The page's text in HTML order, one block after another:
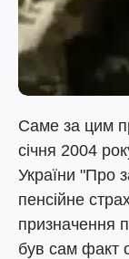
Саме за цим
січня 2004
України "Про
пенсійне
призначення
був сам факт